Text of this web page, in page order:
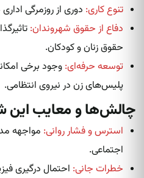
تنوع کاری: دوری از روزمرگی
دفاع از حقوق شهروندان:
حقوق زنان و کودکان.
توسعه حرفه‌ای: وجود برخی
پلیس‌های زن در نیروی انتظامی.
چالش‌ها و معایب این
استرس و فشار روانی: مواجهه
اجتماعی.
خطرات جانی: احتمال درگیری